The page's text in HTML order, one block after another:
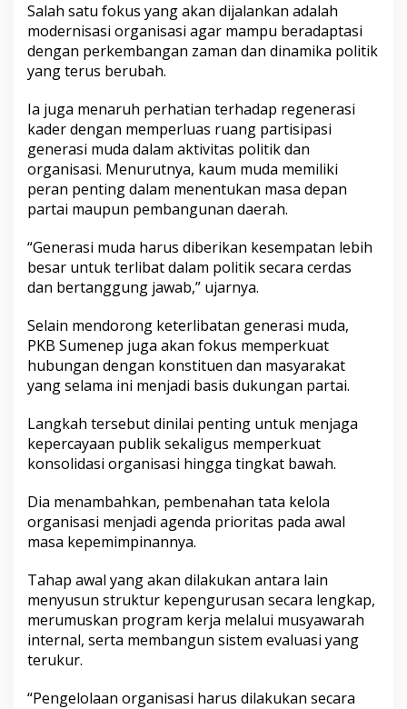
Salah satu fokus yang akan dijalankan adalah
modernisasi organisasi agar mampu beradaptasi
dengan perkembangan zaman dan dinamika politik
yang terus berubah.
Ia juga menaruh perhatian terhadap regenerasi
kader dengan memperluas ruang partisipasi
generasi muda dalam aktivitas politik dan
organisasi. Menurutnya, kaum muda memiliki
peran penting dalam menentukan masa depan
partai maupun pembangunan daerah.
“Generasi muda harus diberikan kesempatan lebih
besar untuk terlibat dalam politik secara cerdas
dan bertanggung jawab,” ujarnya.
Selain mendorong keterlibatan generasi muda,
PKB Sumenep juga akan fokus memperkuat
hubungan dengan konstituen dan masyarakat
yang selama ini menjadi basis dukungan partai.
Langkah tersebut dinilai penting untuk menjaga
kepercayaan publik sekaligus memperkuat
konsolidasi organisasi hingga tingkat bawah.
Dia menambahkan, pembenahan tata kelola
organisasi menjadi agenda prioritas pada awal
masa kepemimpinannya.
Tahap awal yang akan dilakukan antara lain
menyusun struktur kepengurusan secara lengkap,
merumuskan program kerja melalui musyawarah
internal, serta membangun sistem evaluasi yang
terukur.
“Pengelolaan organisasi harus dilakukan secara